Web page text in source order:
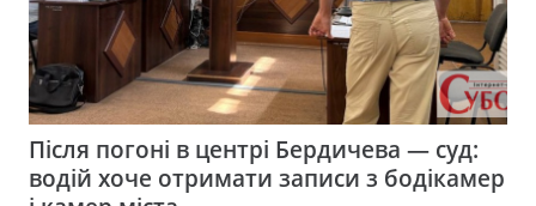
Після погоні в центрі Бердичева — суд:
водій хоче отримати записи з бодікамер